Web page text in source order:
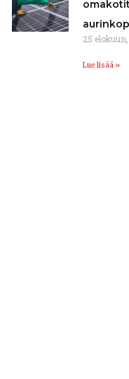
25
Lue lisää »